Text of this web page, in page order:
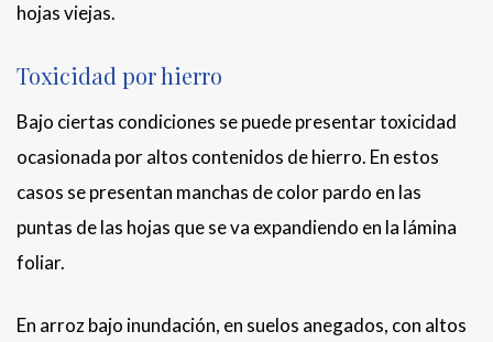
hojas viejas.
Toxicidad por hierro
Bajo ciertas condiciones se puede presentar toxicidad
ocasionada por altos contenidos de hierro. En estos
casos se presentan manchas de color pardo en las
puntas de las hojas que se va expandiendo en la lámina
foliar.
En arroz bajo inundación, en suelos anegados, con altos